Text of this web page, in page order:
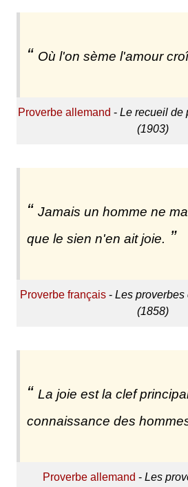
Où l'on sème l'amour
Proverbe allemand - Le recueil de
(1903)
Jamais un homme ne
que le sien n'en ait joie.
Proverbe français -Les
(1858)
La joie est la clef
connaissance des
Proverbe allemand - Les